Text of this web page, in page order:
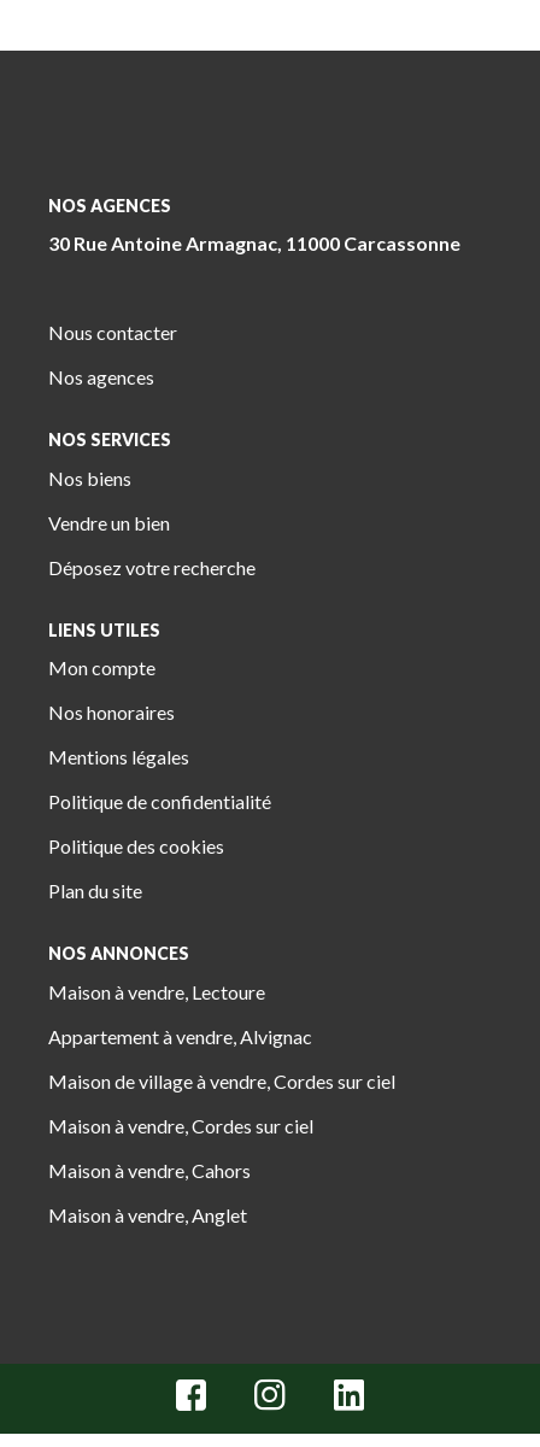
NOS AGENCES
30 Rue Antoine Armagnac, 11000 Carcassonne
Nous contacter
Nos agences
NOS SERVICES
Nos biens
Vendre un bien
Déposez votre recherche
LIENS UTILES
Mon compte
Nos honoraires
Mentions légales
Politique de confidentialité
Politique des cookies
Plan du site
NOS ANNONCES
Maison à vendre, Lectoure
Appartement à vendre, Alvignac
Maison de village à vendre, Cordes sur ciel
Maison à vendre, Cordes sur ciel
Maison à vendre, Cahors
Maison à vendre, Anglet